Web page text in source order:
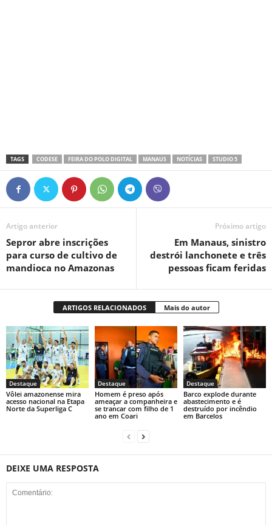
TAGS CODESE FEIRA DO POLO DIGITAL MANAUS NOTÍCIAS STUDIO 5
Artigo anterior
Sepror abre inscrições
para curso de cultivo de
mandioca no Amazonas
Próximo artigo
Em Manaus, sinistro
destrói lanchonete e três
pessoas ficam feridas
ARTIGOS RELACIONADOS Mais do autor
Destaque
Vôlei amazonense mira
acesso nacional na Etapa
Norte da Superliga C
Destaque
Homem é preso após
ameaçar a companheira e
se trancar com filho de 1
ano em Coari
Destaque
Barco explode durante
abastecimento e é
destruído por incêndio
em Barcelos
DEIXE UMA RESPOSTA